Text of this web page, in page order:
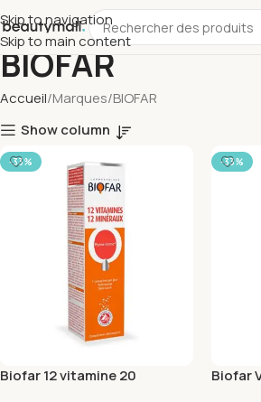
Skip to navigation
Skip to main content
BIOFAR
Accueil Marques BIOFAR
Show column
-33%
Biofar 12 vitamine 20
-33%
Biofar